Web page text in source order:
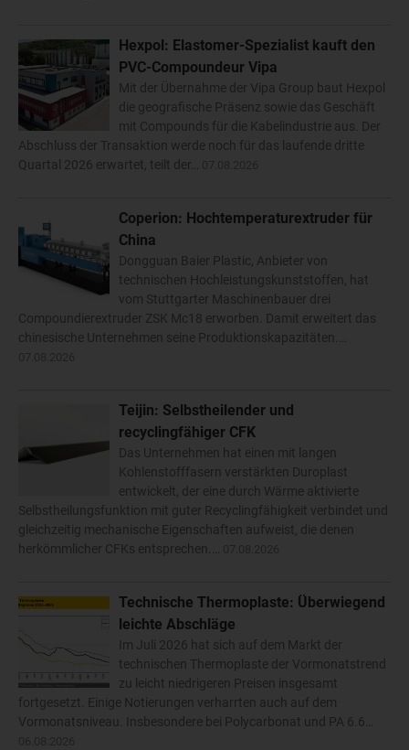
Hexpol: Elastomer-Spezialist kauft den
PVC-Compoundeur Vipa
Mit der Übernahme der Vipa Group baut Hexpol
die geografische Präsenz sowie das Geschäft
mit Compounds für die Kabelindustrie aus. Der
Abschluss der Transaktion werde noch für das laufende dritte
Quartal 2026 erwartet, teilt der…
Coperion: Hochtemperaturextruder für
China
Dongguan Baier Plastic, Anbieter von
technischen Hochleistungskunststoffen, hat
vom Stuttgarter Maschinenbauer drei
Compoundierextruder ZSK Mc18 erworben. Damit erweitert das
chinesische Unternehmen seine Produktionskapazitäten.…
Teijin: Selbstheilender und
recyclingfähiger CFK
Das Unternehmen hat einen mit langen
Kohlenstofffasern verstärkten Duroplast
entwickelt, der eine durch Wärme aktivierte
Selbstheilungsfunktion mit guter Recyclingfähigkeit verbindet und
gleichzeitig mechanische Eigenschaften aufweist, die denen
herkömmlicher CFKs entsprechen.…
Technische Thermoplaste: Überwiegend
leichte Abschläge
Im Juli 2026 hat sich auf dem Markt der
technischen Thermoplaste der Vormonatstrend
zu leicht niedrigeren Preisen insgesamt
fortgesetzt. Einige Notierungen verharrten auch auf dem
Vormonatsniveau. Insbesondere bei Polycarbonat und PA 6.6…